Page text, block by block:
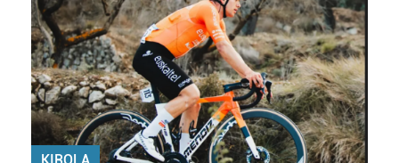
zure baimena Cookieen adierazpenean.
Webgune honek cookie propioak eta hirugarrenen cookie-
fitxategiak erabiltzen ditu. Zure esperientzia eta
zerbitzuak hobetzeko asmoz, cookie teknologiaz
baliatzen gara. Ohar hau onartuz gero, teknologia hori
erabiltzeko baimen esplizitua ematen diguzu.Gehiago